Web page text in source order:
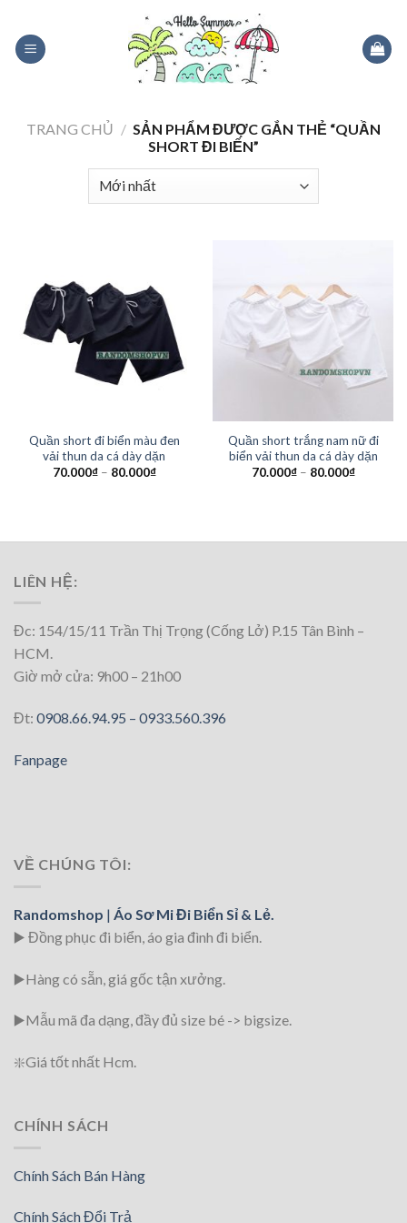
content
TRANG CHỦ / SẢN PHẨM ĐƯỢC GẮN THẺ “QUẦN
SHORT ĐI BIỂN”
Quần short đi biển màu đen
vải thun da cá dày dặn
70.000₫– 80.000₫
Quần short trắng nam nữ đi
biển vải thun da cá dày dặn
70.000₫– 80.000₫
LIÊN HỆ:
Đc: 154/15/11 Trần Thị Trọng (Cống Lở) P.15 Tân Bình –
HCM.
Giờ mở cửa: 9h00 – 21h00
Đt: 0908.66.94.95 – 0933.560.396
Fanpage
VỀ CHÚNG TÔI:
Randomshop | Áo Sơ Mi Đi Biển Sỉ & Lẻ.
▶️ Đồng phục đi biển, áo gia đình đi biển.
▶️Hàng có sẵn, giá gốc tận xưởng.
▶️Mẫu mã đa dạng, đầy đủ size bé -> bigsize.
❇️Giá tốt nhất Hcm.
CHÍNH SÁCH
Chính Sách Bán Hàng
Chính Sách Đổi Trả